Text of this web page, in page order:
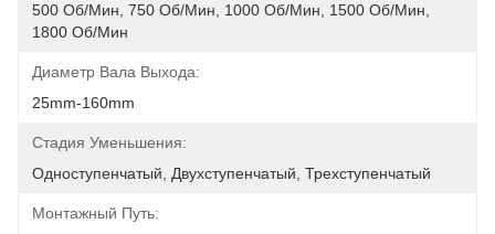
500 Об/мин, 750 Об/мин, 1000 Об/мин, 1500 Об/мин,
1800 Об/мин
Диаметр Вала Выхода:
25mm-160mm
Стадия Уменьшения:
Одноступенчатый, Двухступенчатый, Трехступенчатый
Монтажный Путь: